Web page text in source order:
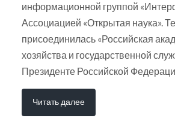
информационной группой
Ассоциацией «Открытая наука».
присоединилась «Российская
хозяйства и государственной
Президенте Российской
Читать далее